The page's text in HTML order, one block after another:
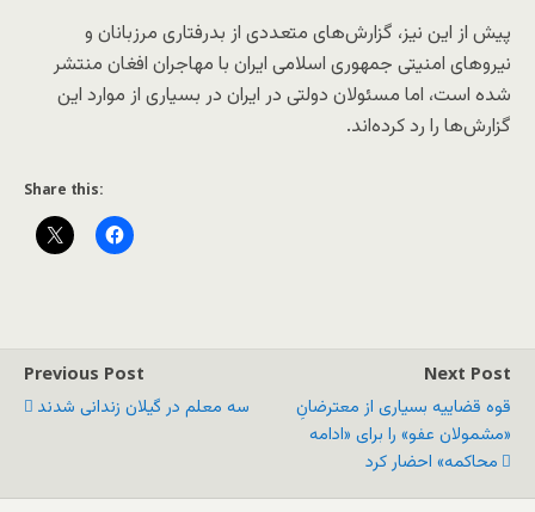
پیش از این نیز، گزارش‎‌های متعددی از بدرفتاری مرزبانان و
نیروهای امنیتی جمهوری اسلامی ایران با مهاجران افغان منتشر
شده است، اما مسئولان دولتی در ایران در بسیاری از موارد این
گزارش‌ها را رد کرده‌اند.
Share this:
Previous Post
سه معلم در گیلان زندانی شدند
Next Post
قوه قضاییه بسیاری از معترضانِ
«مشمولان عفو» را برای «ادامه
محاکمه» احضار کرد